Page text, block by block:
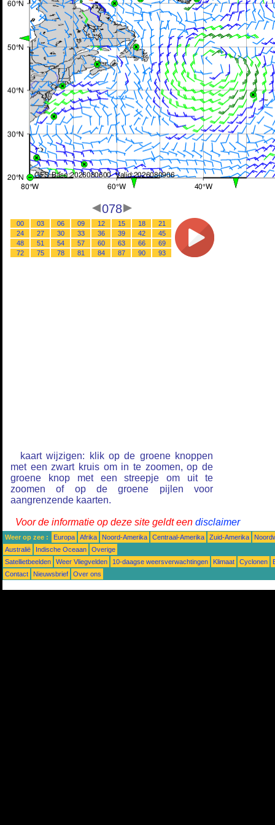
078
00 03 06 09 12 15 18
21
24
27 30 33 36 39 42
45
48
51 54 57 60 63 66
69
72
75 78 81 84 87 90 93
kaart wijzigen: klik op de groene knoppen
met een zwart kruis om in te zoomen, op de
groene knop met een streepje om uit te
zoomen of op de groene pijlen voor
aangrenzende kaarten.
Voor de informatie op deze site geldt een disclaimer
Weer op zee : Europa Afrika Noord-Amerika Centraal-Amerika Zuid-Amerika
Australië
Indische Oceaan
Overige
Satellietbeelden
Weer Vliegvelden 10-daagse weersverwachtingen Klimaat Cyclonen
Contact
Nieuwsbrief Over ons